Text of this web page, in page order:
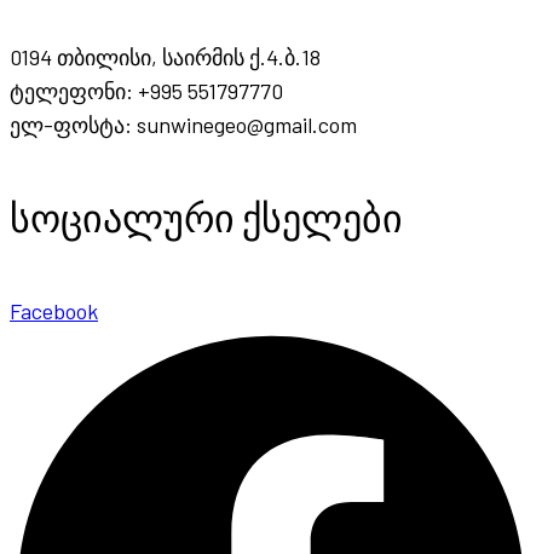
0194 თბილისი, საირმის ქ.4.ბ.18
ტელეფონი: +995 551797770
ელ-ფოსტა: sunwinegeo@gmail.com
სოციალური ქსელები
Facebook